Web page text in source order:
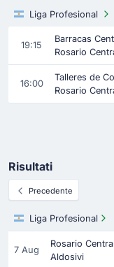
Liga Profesional
19:15
Barracas
Rosario
16:00
Talleres de
Rosario
Risultati
Precedente
Liga Profesional
7 Aug
Rosario
Aldosivi